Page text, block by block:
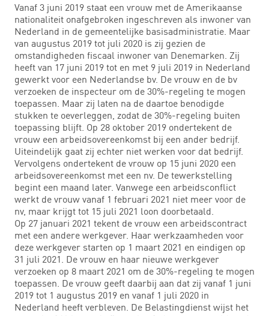
Vanaf 3 juni 2019 staat een vrouw met de Amerikaanse
nationaliteit onafgebroken ingeschreven als inwoner van
Nederland in de gemeentelijke basisadministratie. Maar
van augustus 2019 tot juli 2020 is zij gezien de
omstandigheden fiscaal inwoner van Denemarken. Zij
heeft van 17 juni 2019 tot en met 9 juli 2019 in Nederland
gewerkt voor een Nederlandse bv. De vrouw en de bv
verzoeken de inspecteur om de 30%-regeling te mogen
toepassen. Maar zij laten na de daartoe benodigde
stukken te oeverleggen, zodat de 30%-regeling buiten
toepassing blijft. Op 28 oktober 2019 ondertekent de
vrouw een arbeidsovereenkomst bij een ander bedrijf.
Uiteindelijk gaat zij echter niet werken voor dat bedrijf.
Vervolgens ondertekent de vrouw op 15 juni 2020 een
arbeidsovereenkomst met een nv. De tewerkstelling
begint een maand later. Vanwege een arbeidsconflict
werkt de vrouw vanaf 1 februari 2021 niet meer voor de
nv, maar krijgt tot 15 juli 2021 loon doorbetaald.
Op 27 januari 2021 tekent de vrouw een arbeidscontract
met een andere werkgever. Haar werkzaamheden voor
deze werkgever starten op 1 maart 2021 en eindigen op
31 juli 2021. De vrouw en haar nieuwe werkgever
verzoeken op 8 maart 2021 om de 30%-regeling te mogen
toepassen. De vrouw geeft daarbij aan dat zij vanaf 1 juni
2019 tot 1 augustus 2019 en vanaf 1 juli 2020 in
Nederland heeft verbleven. De Belastingdienst wijst het